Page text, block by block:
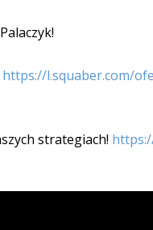
https://l.squaber.com/
strategiach!